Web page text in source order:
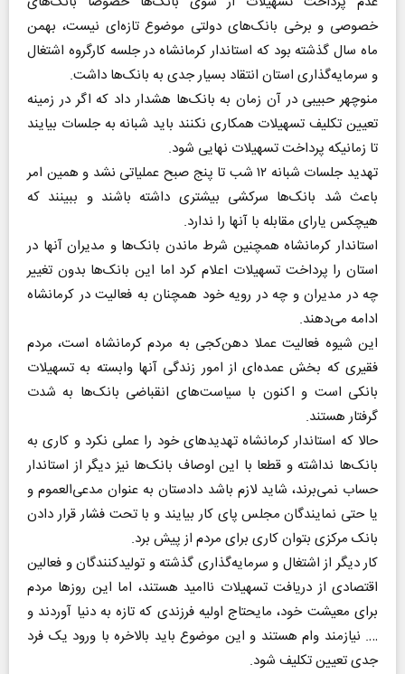
خصوصی و برخی بانک‌های دولتی موضوع تازه‌ای نیست، بهمن
ماه سال گذشته بود که استاندار کرمانشاه در جلسه کارگروه اشتغال
و سرمایه‌گذاری استان انتقاد بسیار جدی به بانک‌ها داشت.
منوچهر حبیبی در آن زمان به بانک‌ها هشدار داد که اگر در زمینه
تعیین تکلیف تسهیلات همکاری نکنند باید شبانه به جلسات بیایند
تا زمانیکه پرداخت تسهیلات نهایی شود.
تهدید جلسات شبانه ۱۲ شب تا پنج صبح عملیاتی نشد و همین امر
باعث شد بانک‌ها سرکشی بیشتری داشته باشند و ببینند که
هیچکس یارای مقابله با آنها را ندارد.
استاندار کرمانشاه همچنین شرط ماندن بانک‌ها و مدیران آنها در
استان را پرداخت تسهیلات اعلام کرد اما این بانک‌ها بدون تغییر
چه در مدیران و چه در رویه خود همچنان به فعالیت در کرمانشاه
ادامه می‌دهند.
این شیوه فعالیت عملا دهن‌کجی به مردم کرمانشاه است، مردم
فقیری که بخش عمده‌ای از امور زندگی آنها وابسته به تسهیلات
بانکی است و اکنون با سیاست‌های انقباضی بانک‌ها به شدت
گرفتار هستند.
حالا که استاندار کرمانشاه تهدیدهای خود را عملی نکرد و کاری به
بانک‌ها نداشته و قطعا با این اوصاف بانک‌ها نیز دیگر از استاندار
حساب نمی‌برند، شاید لازم باشد دادستان به عنوان مدعی‌العموم و
یا حتی نمایندگان مجلس پای کار بیایند و با تحت فشار قرار دادن
بانک مرکزی بتوان کاری برای مردم از پیش برد.
کار دیگر از اشتغال و سرمایه‌گذاری گذشته و تولیدکنندگان و فعالین
اقتصادی از دریافت تسهیلات ناامید هستند، اما این روزها مردم
برای معیشت خود، مایحتاج اولیه فرزندی که تازه به دنیا آوردند و
…. نیازمند وام هستند و این موضوع باید بالاخره با ورود یک فرد
جدی تعیین تکلیف شود.